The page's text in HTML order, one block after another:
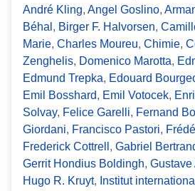
André Kling, Angel Goslino,
Béhal , Birger F. Halvorsen,
Marie, Charles Moureu, Chimie,
Zenghelis, Domenico Marotta,
Edmund Trepka, Edouard
Emil Bosshard, Emil Votocek,
Solvay, Felice Garelli, Fernand
Giordani, Francisco Pastori,
Frederick Cottrell , Gabriel
Gerrit Hondius Boldingh, Gustave
Hugo R. Kruyt, Institut